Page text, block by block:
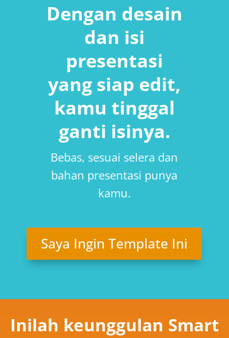
Dengan desain
dan isi
presentasi
yang siap edit,
kamu tinggal
ganti isinya.
Bebas, sesuai selera dan
bahan presentasi punya
kamu.
Saya Ingin Template Ini
Inilah keunggulan Smart